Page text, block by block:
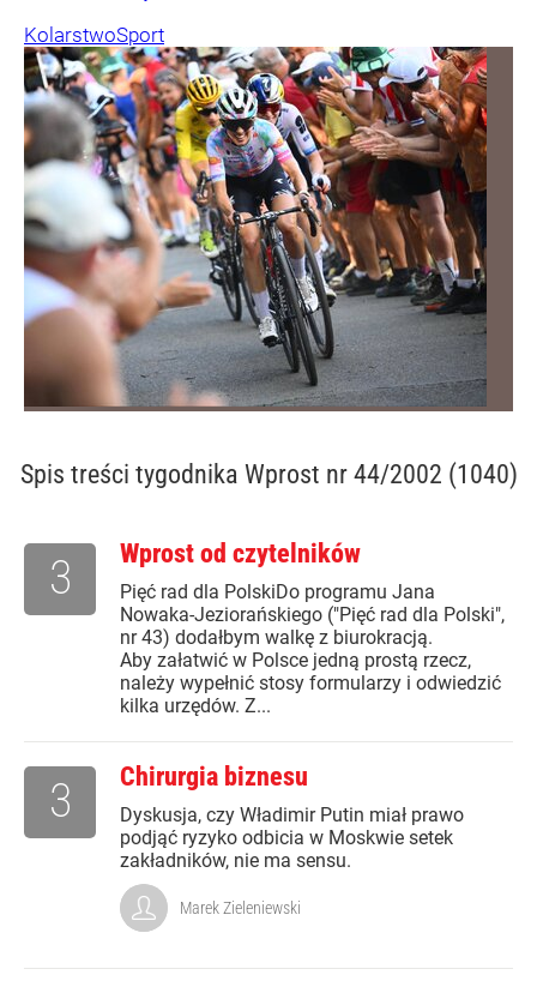
KolarstwoSport
Spis treści tygodnika Wprost nr 44/2002 (1040)
Wprost od czytelników
Pięć rad dla PolskiDo programu Jana
Nowaka-Jeziorańskiego ("Pięć rad dla Polski",
nr 43) dodałbym walkę z biurokracją.
Aby załatwić w Polsce jedną prostą rzecz,
należy wypełnić stosy formularzy i odwiedzić
kilka urzędów. Z...
3
Chirurgia biznesu
Dyskusja, czy Władimir Putin miał prawo
podjąć ryzyko odbicia w Moskwie setek
zakładników, nie ma sensu.
3
Marek Zieleniewski